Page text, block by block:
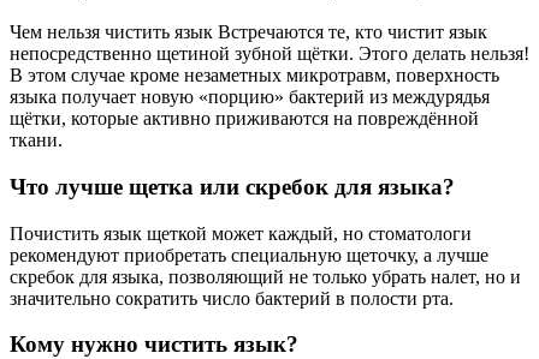
Чем нельзя чистить язык Встречаются те, кто чистит язык
непосредственно щетиной зубной щётки. Этого делать нельзя!
В этом случае кроме незаметных микротравм, поверхность
языка получает новую «порцию» бактерий из междурядья
щётки, которые активно приживаются на повреждённой
ткани.
Что лучше щетка или скребок для языка?
Почистить язык щеткой может каждый, но стоматологи
рекомендуют приобретать специальную щеточку, а лучше
скребок для языка, позволяющий не только убрать налет, но и
значительно сократить число бактерий в полости рта.
Кому нужно чистить язык?